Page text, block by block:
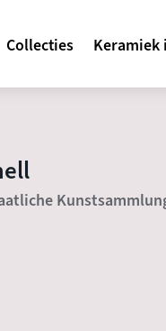
Collecties Keramiek